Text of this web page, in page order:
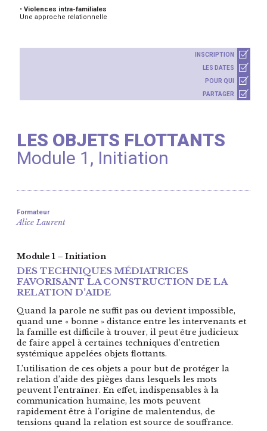
• Violences intra-familiales
Une approche relationnelle
INSCRIPTION
LES DATES
POUR QUI
PARTAGER
LES OBJETS FLOTTANTS
Module 1, Initiation
Formateur
Alice Laurent
Module 1 – Initiation
DES TECHNIQUES MÉDIATRICES
FAVORISANT LA CONSTRUCTION DE LA
RELATION D’AIDE
Quand la parole ne suffit pas ou devient impossible,
quand une « bonne » distance entre les intervenants et
la famille est difficile à trouver, il peut être judicieux
de faire appel à certaines techniques d’entretien
systémique appelées objets flottants.
L’utilisation de ces objets a pour but de protéger la
relation d’aide des pièges dans lesquels les mots
peuvent l’entraîner. En effet, indispensables à la
communication humaine, les mots peuvent
rapidement être à l’origine de malentendus, de
tensions quand la relation est source de souffrance.